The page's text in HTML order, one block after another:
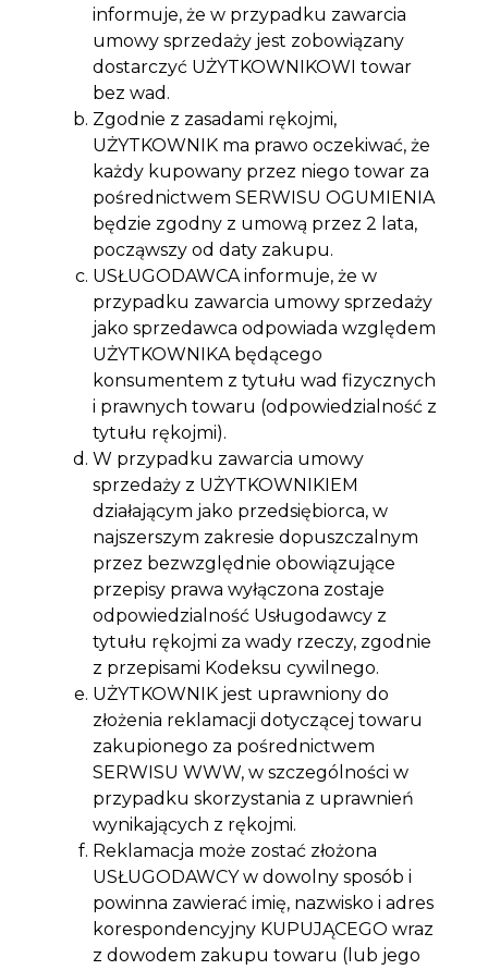
informuje, że w przypadku zawarcia
umowy sprzedaży jest zobowiązany
dostarczyć UŻYTKOWNIKOWI towar
bez wad.
Zgodnie z zasadami rękojmi,
UŻYTKOWNIK ma prawo oczekiwać, że
każdy kupowany przez niego towar za
pośrednictwem SERWISU OGUMIENIA
będzie zgodny z umową przez 2 lata,
począwszy od daty zakupu.
USŁUGODAWCA informuje, że w
przypadku zawarcia umowy sprzedaży
jako sprzedawca odpowiada względem
UŻYTKOWNIKA będącego
konsumentem z tytułu wad fizycznych
i prawnych towaru (odpowiedzialność z
tytułu rękojmi).
W przypadku zawarcia umowy
sprzedaży z UŻYTKOWNIKIEM
działającym jako przedsiębiorca, w
najszerszym zakresie dopuszczalnym
przez bezwzględnie obowiązujące
przepisy prawa wyłączona zostaje
odpowiedzialność Usługodawcy z
tytułu rękojmi za wady rzeczy, zgodnie
z przepisami Kodeksu cywilnego.
UŻYTKOWNIK jest uprawniony do
złożenia reklamacji dotyczącej towaru
zakupionego za pośrednictwem
SERWISU WWW, w szczególności w
przypadku skorzystania z uprawnień
wynikających z rękojmi.
Reklamacja może zostać złożona
USŁUGODAWCY w dowolny sposób i
powinna zawierać imię, nazwisko i adres
korespondencyjny KUPUJĄCEGO wraz
z dowodem zakupu towaru (lub jego